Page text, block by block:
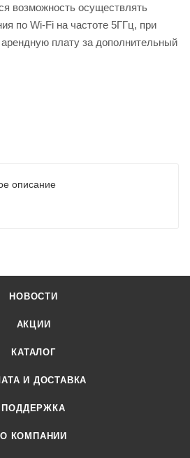
возможность осуществлять
по Wi-Fi на частоте 5ГГц, при
плату за дополнительный
описание
НОВОСТИ
АКЦИИ
КАТАЛОГ
И ДОСТАВКА
ПОДДЕРЖКА
О КОМПАНИИ